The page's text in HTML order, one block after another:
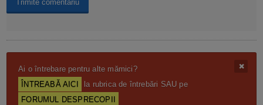
Ai o întrebare pentru alte mămici?
ÎNTREABĂ AICI
la rubrica de întrebări SAU pe
FORUMUL DESPRECOPII